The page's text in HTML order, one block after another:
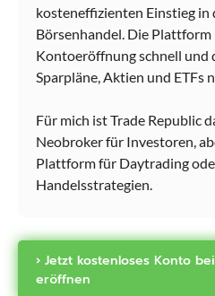
kosteneffizienten Einstieg in
Börsenhandel. Die
Kontoeröffnung schnell und
Sparpläne, Aktien und ETFs
Für mich ist Trade Republic
Neobroker für Investoren,
Plattform für Daytrading
Handelsstrategien.
› Jetzt kostenloses Konto
eröffnen